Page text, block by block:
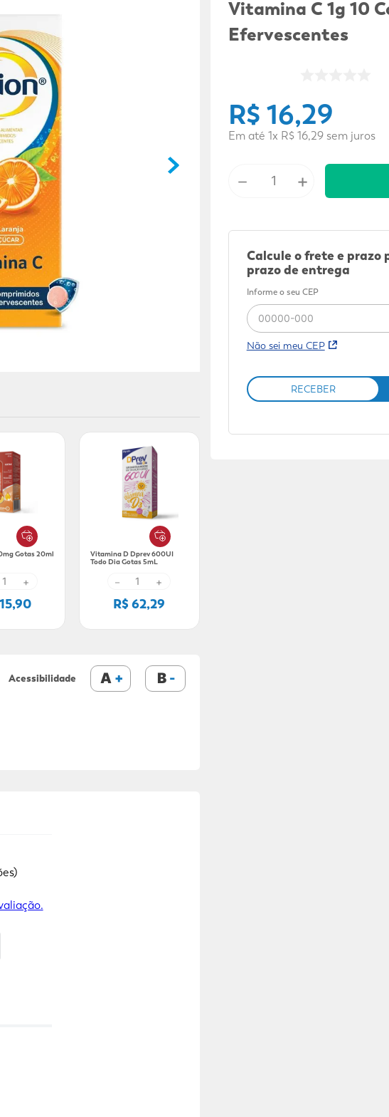
Gotas 20ml
+
Vitamina D Dprev 600UI
Todo Dia Gotas 5mL
－ +
R$ 62,29
Acessibilidade A B
Vitamina C 1g 10
Efervescentes
R$ 16,29
Em até 1x R$ 16,29sem juros
－ +
Calcule o frete e prazo
prazo de entrega
Informe o seu CEP
Não sei meu CEP
RECEBER
10º shampoo